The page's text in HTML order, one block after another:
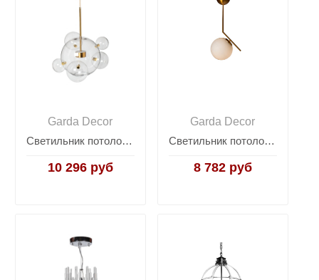
Garda Decor
Светильник потолочный "Стеклянные шары" 92EL-YG20074B-8W
10 296 руб
Garda Decor
Светильник потолочный "Шар" K2GP-825BR
8 782 руб